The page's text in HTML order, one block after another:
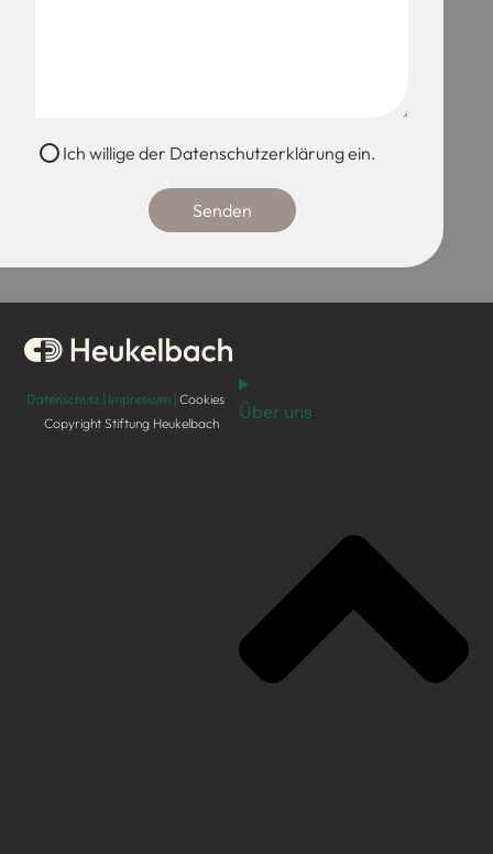
Ich willige der Datenschutzerklärung ein.
Senden
Datenschutz | Impressum | Cookies
Copyright Stiftung Heukelbach
Über uns